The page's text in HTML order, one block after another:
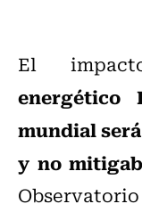
El
energético
mundial
y no